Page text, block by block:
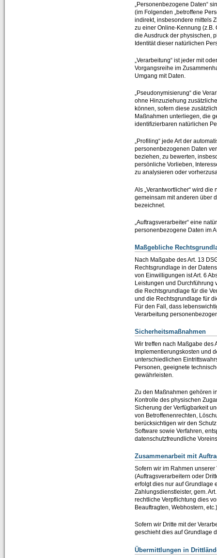
Kurs 2: Erweiterung von Sprachumfang und Anwendung
Kurs 3: “Weitere Befehle für effiziente Programmierung”
Kurs 4: “Feldsymbole, SELECT-Klauseln und Listbefehle usw.”
Kurs 5: “Zusätzliche Adressbefehle, Bitoperationen, Datasets und externe
=> ABAP E-Learning besonders praxisorientiert vermittelt
„Personenbezogene Daten“
(im Folgenden „betroffene
indirekt, insbesondere mittels
zu einer Online-Kennung
die Ausdruck der physischen,
Identität dieser natürlichen
„Verarbeitung“ ist jeder mit
Vorgangsreihe im
Umgang mit Daten.
„Pseudonymisierung“ die
ohne Hinzuziehung
können, sofern diese
Maßnahmen unterliegen, die
identifizierbaren natürlichen
„Profiling“ jede Art der
personenbezogenen Daten
beziehen, zu bewerten,
persönliche Vorlieben,
zu analysieren oder
Als „Verantwortlicher“ wird
gemeinsam mit anderen über
bezeichnet.
„Auftragsverarbeiter“ eine
personenbezogene Daten im
Maßgebliche
Nach Maßgabe des Art. 13
Rechtsgrundlage in der
von Einwilligungen ist Art. 6
Leistungen und Durchführung
die Rechtsgrundlage für die
und die Rechtsgrundlage für
Für den Fall, dass
Verarbeitung
Sicherheitsmaßnahmen
Wir treffen nach Maßgabe des
Implementierungskosten und
unterschiedlichen
Personen, geeignete
gewährleisten.
Zu den Maßnahmen gehören
Kontrolle des physischen
Sicherung der Verfügbarkeit
von Betroffenenrechten,
berücksichtigen wir den
Software sowie Verfahren,
datenschutzfreundliche
Zusammenarbeit mit
Sofern wir im Rahmen
(Auftragsverarbeitern oder
erfolgt dies nur auf Grundlage
Zahlungsdienstleister, gem.
rechtliche Verpflichtung dies
Beauftragten, Webhostern,
Sofern wir Dritte mit der
geschieht dies auf Grundlage
Übermittlungen in